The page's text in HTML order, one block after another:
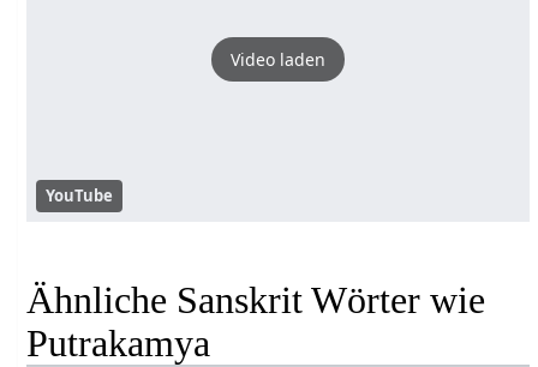
Video laden
YouTube
Ähnliche Sanskrit Wörter wie
Putrakamya